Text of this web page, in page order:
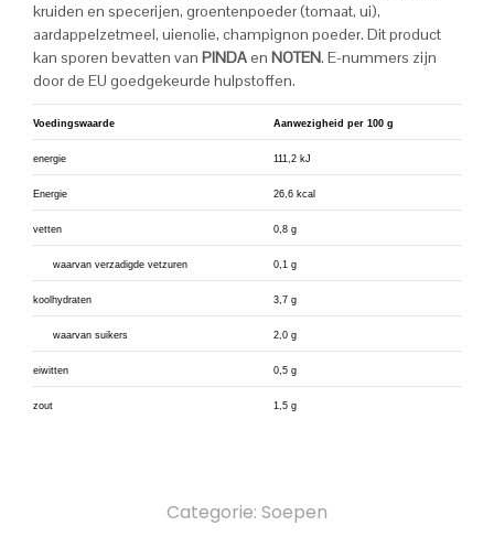
kruiden en specerijen, groentenpoeder (tomaat, ui),
aardappelzetmeel, uienolie, champignon poeder. Dit product
kan sporen bevatten van PINDAen NOTEN. E-nummers zijn
door de EU goedgekeurde hulpstoffen.
Voedingswaarde Aanwezigheid per 100 g
energie 111,2 kJ
Energie 26,6 kcal
vetten 0,8 g
waarvan verzadigde vetzuren 0,1 g
koolhydraten 3,7 g
waarvan suikers 2,0 g
eiwitten 0,5 g
zout 1,5 g
Categorie: Soepen